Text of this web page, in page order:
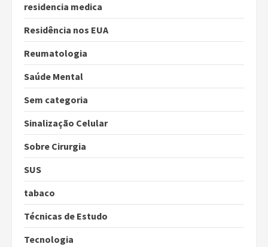
residencia medica
Residência nos EUA
Reumatologia
Saúde Mental
Sem categoria
Sinalização Celular
Sobre Cirurgia
SUS
tabaco
Técnicas de Estudo
Tecnologia